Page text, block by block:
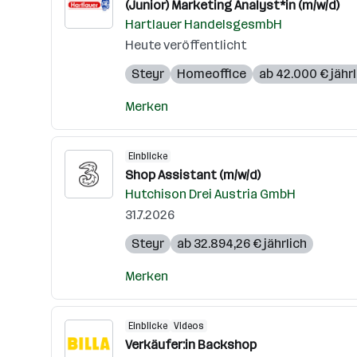
(Junior) Marketing Analyst*in (m/w/d)
Hartlauer HandelsgesmbH
Heute veröffentlicht
Steyr
Homeoffice ab 42.000 €
Merken
Einblicke
Shop Assistant (m/w/d)
Hutchison Drei Austria GmbH
31.7.2026
Steyr
ab 32.894,26 € jährlich
Merken
Einblicke Videos
Verkäufer:in Backshop